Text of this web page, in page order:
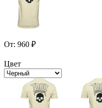
От: 960 ₽
Цвет